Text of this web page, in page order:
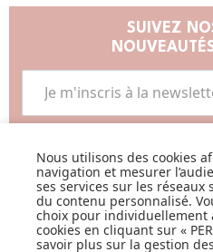
SUIVEZ
LISTE DE
Nous utilisons des cookies
navigation et mesurer
ses services sur les réseaux
du contenu personnalisé.
choix pour individuellement
cookies en cliquant sur «
savoir plus sur la gestion